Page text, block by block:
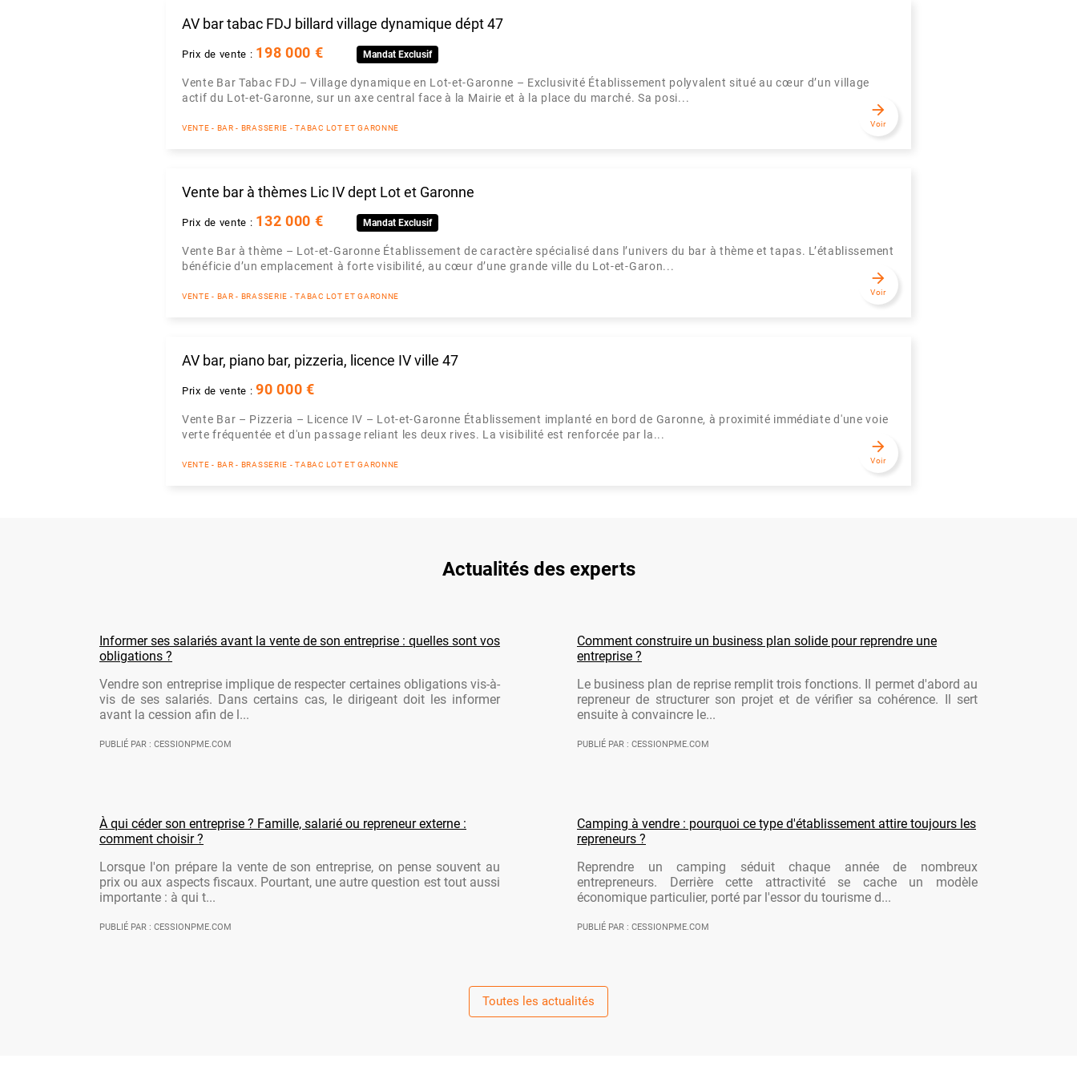
AV bar tabac FDJ billard village dynamique dépt 47
Prix de vente : 198 000 € Mandat Exclusif
Vente Bar Tabac FDJ – Village dynamique en Lot-et-Garonne – Exclusivité Établissement polyvalent situé au cœur d’un village
actif du Lot-et-Garonne, sur un axe central face à la Mairie et à la place du marché. Sa posi...
VENTE - BAR - BRASSERIE - TABAC LOT ET GARONNE
arrow_forward
Voir
Vente bar à thèmes Lic IV dept Lot et Garonne
Prix de vente : 132 000 € Mandat Exclusif
Vente Bar à thème – Lot-et-Garonne Établissement de caractère spécialisé dans l’univers du bar à thème et tapas. L’établissement
bénéficie d’un emplacement à forte visibilité, au cœur d’une grande ville du Lot-et-Garon...
VENTE - BAR - BRASSERIE - TABAC LOT ET GARONNE
arrow_forward
Voir
AV bar, piano bar, pizzeria, licence IV ville 47
Prix de vente :90 000 €
Vente Bar – Pizzeria – Licence IV – Lot-et-Garonne Établissement implanté en bord de Garonne, à proximité immédiate d'une voie
verte fréquentée et d'un passage reliant les deux rives. La visibilité est renforcée par la...
VENTE - BAR - BRASSERIE - TABAC LOT ET GARONNE
arrow_forward
Voir
Actualités des experts
Informer ses salariés avant la vente de son entreprise : quelles sont vos
obligations ?
Vendre son entreprise implique de respecter certaines obligations vis-à-
vis de ses salariés. Dans certains cas, le dirigeant doit les informer
avant la cession afin de l...
PUBLIÉ PAR : CESSIONPME.COM
Comment construire un business plan solide pour reprendre une
entreprise ?
Le business plan de reprise remplit trois fonctions. Il permet d'abord au
repreneur de structurer son projet et de vérifier sa cohérence. Il sert
ensuite à convaincre le...
PUBLIÉ PAR : CESSIONPME.COM
À qui céder son entreprise ? Famille, salarié ou repreneur externe :
comment choisir ?
Lorsque l'on prépare la vente de son entreprise, on pense souvent au
prix ou aux aspects fiscaux. Pourtant, une autre question est tout aussi
importante : à qui t...
PUBLIÉ PAR : CESSIONPME.COM
Camping à vendre : pourquoi ce type d'établissement attire toujours les
repreneurs ?
Reprendre un camping séduit chaque année de nombreux
entrepreneurs. Derrière cette attractivité se cache un modèle
économique particulier, porté par l'essor du tourisme d...
PUBLIÉ PAR : CESSIONPME.COM
Toutes les actualités